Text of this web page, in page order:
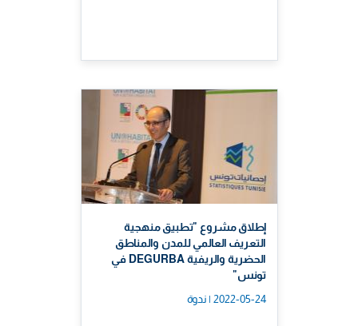
إطلاق مشروع "تطبيق منهجية
التعريف العالمي للمدن والمناطق
الحضرية والريفية DEGURBA في
تونس"
2022-05-24 | ندوة